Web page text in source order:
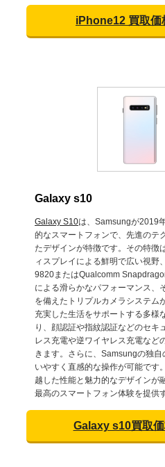
iPhone12 買取価
Galaxy s10
Galaxy S10は、Samsungが2019
的なスマートフォンで、先進のテ
たデザインが特徴です。その特徴
ィスプレイによる鮮明で広い視野
9820またはQualcomm
による滑らかなパフォーマンス、
を備えたトリプルカメラシステム
充実した生活をサポートする多様
り、顔認証や指紋認証などのセキ
レス充電や逆ワイヤレス充電など
きます。さらに、Samsungの独
いやすく直感的な操作が可能です。
越した性能と魅力的なデザインが
最高のスマートフォン体験を提供
Galaxy s10買取